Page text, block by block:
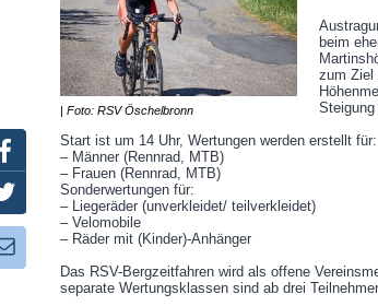
| Foto: RSV Öschelbronn
beim
zum Ziel
Start ist um 14 Uhr, Wertungen werden erstellt für:
– Männer (Rennrad, MTB)
– Frauen (Rennrad, MTB)
Sonderwertungen für:
– Liegeräder (unverkleidet/ teilverkleidet)
– Velomobile
– Räder mit (Kinder)-Anhänger
Das RSV-Bergzeitfahren wird als offene
separate Wertungsklassen sind ab drei
Facebook
Twitter
Newsletter: